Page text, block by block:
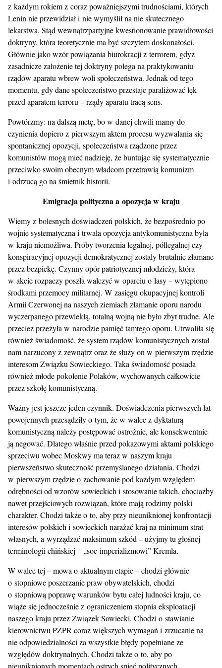
z każdym rokiem z coraz poważniejszymi trudnościami, których
Lenin nie przewidział i nie wymyślił na nie skutecznego
lekarstwa. Stąd wewnątrzpartyjne kwestionowanie prawidłowości
doktryny, która teoretycznie ma być szczytem doskonałości.
Głównie jako wzór powiązania biurokracji z terrorem, gdyż
zasadnicze założenie tej doktryny polega na praktykowaniu
rządów aparatu wbrew woli społeczeństwa. Jednak od tego
momentu, gdy dane społeczeństwo przestaje paraliżować lęk
przed aparatem terroru – rządy aparatu tracą sens.
Powtórzmy: na dalszą metę, bo w danej chwili mamy do
czynienia dopiero z pierwszym aktem procesu wyzwalania się
spontanicznej opozycji, społeczeństwa rządzone przez
komunistów mogą mieć nadzieję, że buntując się systematycznie
przeciwko swoim obecnym władcom przetrawią komunizm
i odrzucą go na śmietnik historii.
Emigracja polityczna a opozycja w kraju
Wiemy z bolesnych doświadczeń polskich, że bezpośrednio po
wojnie systematyczna i trwała opozycja antykomunistyczna była
w kraju niemożliwa. Próby tworzenia legalnej, półlegalnej czy
konspiracyjnej opozycji demokratycznej zostały brutalnie złamane
przez bezpiekę. Czynny opór patriotycznej młodzieży, która
w akcie rozpaczy poszła walczyć w oparciu o lasy – wytępiono
środkami przemocy militarnej. W zasięgu okupacyjnej kontroli
Armii Czerwonej na naszych ziemiach złamanie oporu narodu
wyczerpanego przewlekłą, totalną wojną nie było zbyt trudne. Ale
przecież przeżyła w narodzie pamięć tamtego oporu. Utrwaliła się
również świadomość, że system rządów komunistycznych został
nam narzucony z zewnątrz oraz że służy on w pierwszym rzędzie
interesom Związku Sowieckiego. Taka świadomość posiada
również młode pokolenie Polaków, wychowanych całkowicie
przez szkołę komunistyczną.
Ważny jest jeszcze jeden czynnik. Doświadczenia pierwszych lat
powojennych przesądziły o tym, że w walce z dyktaturą
komunistyczną należy postępować ostrożnie, ale konsekwentnie
ją negować. Dlatego właśnie przed pokazowymi aktami polskiego
sprzeciwu wobec Moskwy ma teraz w naszym kraju
pierwszeństwo skuteczność przemyślanego działania. Chodzi
w pierwszym rzędzie o zachowanie pod każdym względem
odrębności od wzorów sowieckich i stosowanie takich, chociażby
nawet przejściowych rozwiązań, które mają rodzimy polski
charakter. Chodzi także o to, aby przy nieuniknionej konfrontacji
interesów polskich i sowieckich narażać kraj na minimum strat
własnych, a wyrządzać maksimum szkód – użyjmy tu głośnej
terminologii chińskiej – „soc-imperializmowi” Kremla.
W walce tej – mowa o aktualnym etapie – chodzi głównie
o stopniowe poszerzanie praw obywatelskich, chodzi
o stopniową poprawę warunków bytu całej ludności kraju, co
wiąże się jednocześnie z ograniczeniem stopnia eksploatacji
naszego kraju przez Związek Sowiecki. Chodzi o stawianie
kierownictwu PZPR coraz większych wymagań i zrzucanie na
nie odpowiedzialności za wszystkie błędy popełniane ze
względów doktrynalnych. Chodzi także o to, aby po
nieuniknionych momentach ostrych spięć politycznych